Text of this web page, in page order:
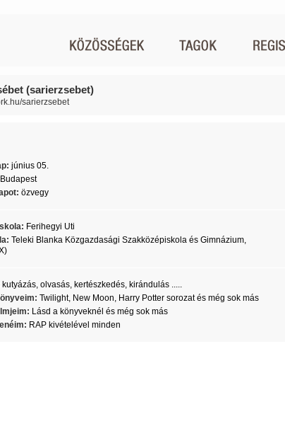
(sarierzsebet)
sarierzsebet
június 05.
Budapest
özvegy
Ferihegyi Uti
Teleki Blanka Közgazdasági Szakközépiskola és Gimnázium,
kutyázás, olvasás, kertészkedés, kirándulás .....
Twilight, New Moon, Harry Potter sorozat és még sok más
Lásd a könyveknél és még sok más
RAP kivételével minden